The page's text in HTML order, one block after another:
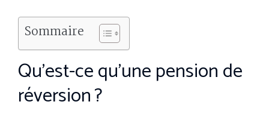
Sommaire
Qu’est-ce qu’une pension de
réversion ?